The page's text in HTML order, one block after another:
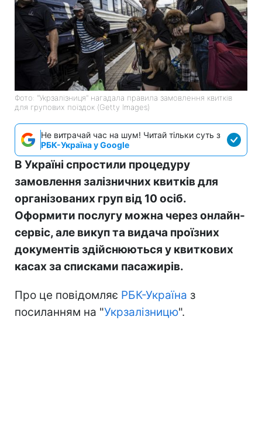
Фото: "Укрзалізниця" нагадала правила замовлення квитків
для групових поїздок (Getty Images)
Не витрачай час на шум! Читай тільки суть з
РБК-Україна у Google
В Україні спростили процедуру
замовлення залізничних квитків для
організованих груп від 10 осіб.
Оформити послугу можна через онлайн-
сервіс, але викуп та видача проїзних
документів здійснюються у квиткових
касах за списками пасажирів.
Про це повідомляє РБК-Україна з
посиланням на "Укрзалізницю".